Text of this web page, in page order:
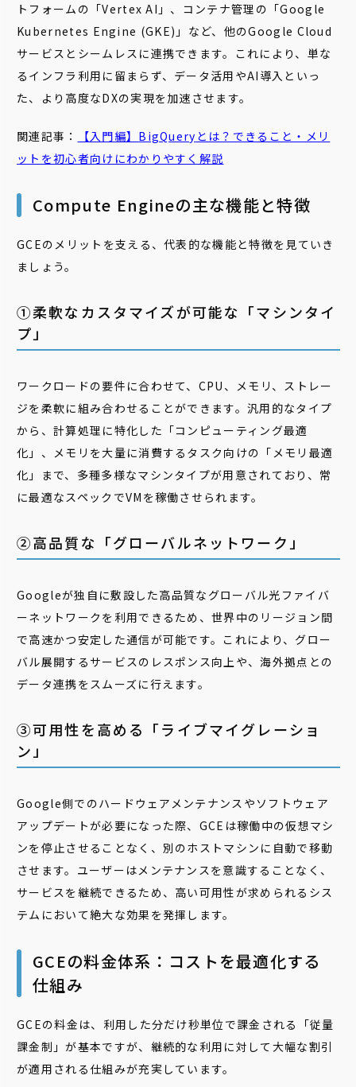
トフォームの「Vertex AI」、コンテナ管理の「Google
Kubernetes Engine (GKE)」など、他のGoogle Cloud
サービスとシームレスに連携できます。これにより、単な
るインフラ利用に留まらず、データ活用やAI導入といっ
た、より高度なDXの実現を加速させます。
関連記事： 【入門編】 BigQuery とは？できること・メリ
ットを初心者向けにわかりやすく解説
Compute Engineの主な機能と特徴
GCEのメリットを支える、代表的な機能と特徴を見ていき
ましょう。
①柔軟なカスタマイズが可能な「マシンタイ
プ」
ワークロードの要件に合わせて、CPU、メモリ、ストレー
ジを柔軟に組み合わせることができます。汎用的なタイプ
から、計算処理に特化した「コンピューティング最適
化」、メモリを大量に消費するタスク向けの「メモリ最適
化」まで、多種多様なマシンタイプが用意されており、常
に最適なスペックでVMを稼働させられます。
②高品質な「グローバルネットワーク」
Googleが独自に敷設した高品質なグローバル光ファイバ
ーネットワークを利用できるため、世界中のリージョン間
で高速かつ安定した通信が可能です。これにより、グロー
バル展開するサービスのレスポンス向上や、海外拠点との
データ連携をスムーズに行えます。
③可用性を高める「ライブマイグレーショ
ン」
Google側でのハードウェアメンテナンスやソフトウェア
アップデートが必要になった際、GCEは稼働中の仮想マシ
ンを停止させることなく、別のホストマシンに自動で移動
させます。ユーザーはメンテナンスを意識することなく、
サービスを継続できるため、高い可用性が求められるシス
テムにおいて絶大な効果を発揮します。
GCEの料金体系：コストを最適化する
仕組み
GCEの料金は、利用した分だけ秒単位で課金される「従量
課金制」が基本ですが、継続的な利用に対して大幅な割引
が適用される仕組みが充実しています。